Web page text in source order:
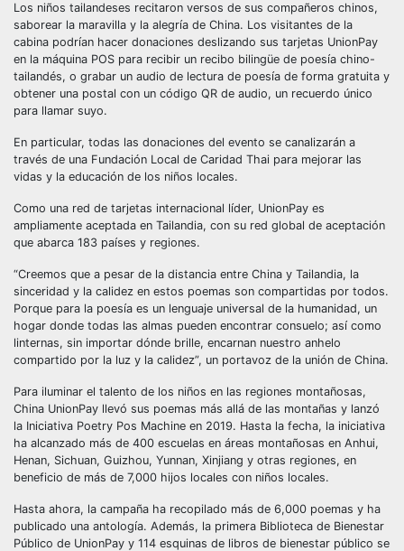
Los niños tailandeses recitaron versos de sus compañeros chinos,
saborear la maravilla y la alegría de China. Los visitantes de la
cabina podrían hacer donaciones deslizando sus tarjetas UnionPay
en la máquina POS para recibir un recibo bilingüe de poesía chino-
tailandés, o grabar un audio de lectura de poesía de forma gratuita y
obtener una postal con un código QR de audio, un recuerdo único
para llamar suyo.
En particular, todas las donaciones del evento se canalizarán a
través de una Fundación Local de Caridad Thai para mejorar las
vidas y la educación de los niños locales.
Como una red de tarjetas internacional líder, UnionPay es
ampliamente aceptada en Tailandia, con su red global de aceptación
que abarca 183 países y regiones.
“Creemos que a pesar de la distancia entre China y Tailandia, la
sinceridad y la calidez en estos poemas son compartidas por todos.
Porque para la poesía es un lenguaje universal de la humanidad, un
hogar donde todas las almas pueden encontrar consuelo; así como
linternas, sin importar dónde brille, encarnan nuestro anhelo
compartido por la luz y la calidez”, un portavoz de la unión de China.
Para iluminar el talento de los niños en las regiones montañosas,
China UnionPay llevó sus poemas más allá de las montañas y lanzó
la Iniciativa Poetry Pos Machine en 2019. Hasta la fecha, la iniciativa
ha alcanzado más de 400 escuelas en áreas montañosas en Anhui,
Henan, Sichuan, Guizhou, Yunnan, Xinjiang y otras regiones, en
beneficio de más de 7,000 hijos locales con niños locales.
Hasta ahora, la campaña ha recopilado más de 6,000 poemas y ha
publicado una antología. Además, la primera Biblioteca de Bienestar
Público de UnionPay y 114 esquinas de libros de bienestar público se